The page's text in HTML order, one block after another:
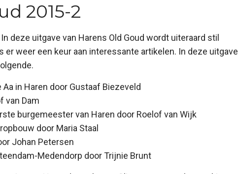
2015-2
deze uitgave van Harens Old Goud wordt uiteraard stil
er weer een keur aan interessante artikelen. In deze uitgave
in Haren door Gustaaf Biezeveld
van Dam
burgemeester van Haren door Roelof van Wijk
door Maria Staal
Johan Petersen
Medendorp door Trijnie Brunt